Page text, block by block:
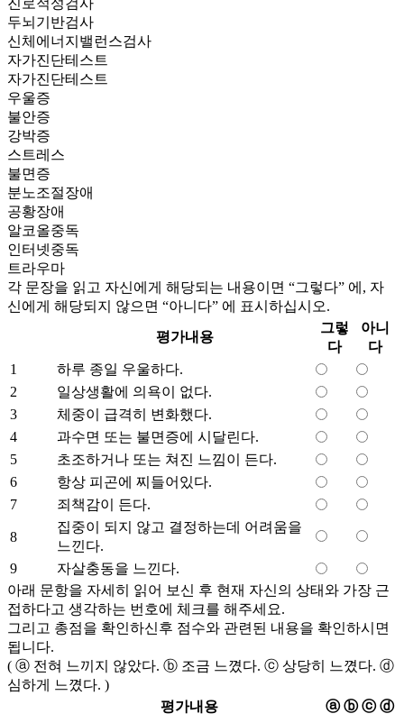
진로적성검사
두뇌기반검사
신체에너지밸런스검사
자가진단테스트
자가진단테스트
우울증
불안증
강박증
스트레스
불면증
분노조절장애
공황장애
알코올중독
인터넷중독
트라우마
각 문장을 읽고 자신에게 해당되는 내용이면 “그렇다” 에, 자
신에게 해당되지 않으면 “아니다” 에 표시하십시오.
평가내용
그렇
다
아니
다
1
하루 종일 우울하다.
2
일상생활에 의욕이 없다.
3
체중이 급격히 변화했다.
4
과수면 또는 불면증에 시달린다.
5
초조하거나 또는 쳐진 느낌이 든다.
6
항상 피곤에 찌들어있다.
7
죄책감이 든다.
8
집중이 되지 않고 결정하는데 어려움을
느낀다.
9
자살충동을 느낀다.
아래 문항을 자세히 읽어 보신 후 현재 자신의 상태와 가장 근
접하다고 생각하는 번호에 체크를 해주세요.
그리고 총점을 확인하신후 점수와 관련된 내용을 확인하시면
됩니다.
( ⓐ 전혀 느끼지 않았다. ⓑ 조금 느꼈다. ⓒ 상당히 느꼈다. ⓓ
심하게 느꼈다. )
평가내용
ⓐ ⓑ ⓒ ⓓ